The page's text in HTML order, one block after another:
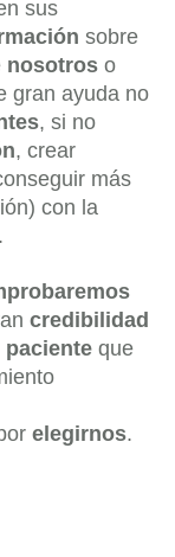
sus
sobre
nosotros o
gran ayuda no
, si no
, crear
más
con la
.
credibilidad
paciente que
elegirnos.